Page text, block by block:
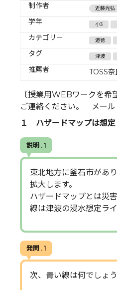
制作者
近藤光弘
学年 小3
カテゴリー 道徳
タグ 津波
推薦者 TOSS
〔授業用WEBワークを希
ご連絡ください。 メー
１ ハザードマップは想定
説明 . 1
東北地方に釜石市があり
拡大します。
ハザードマップとは災
線は津波の浸水想定ライ
発問 . 1
次、青い線は何でしょう